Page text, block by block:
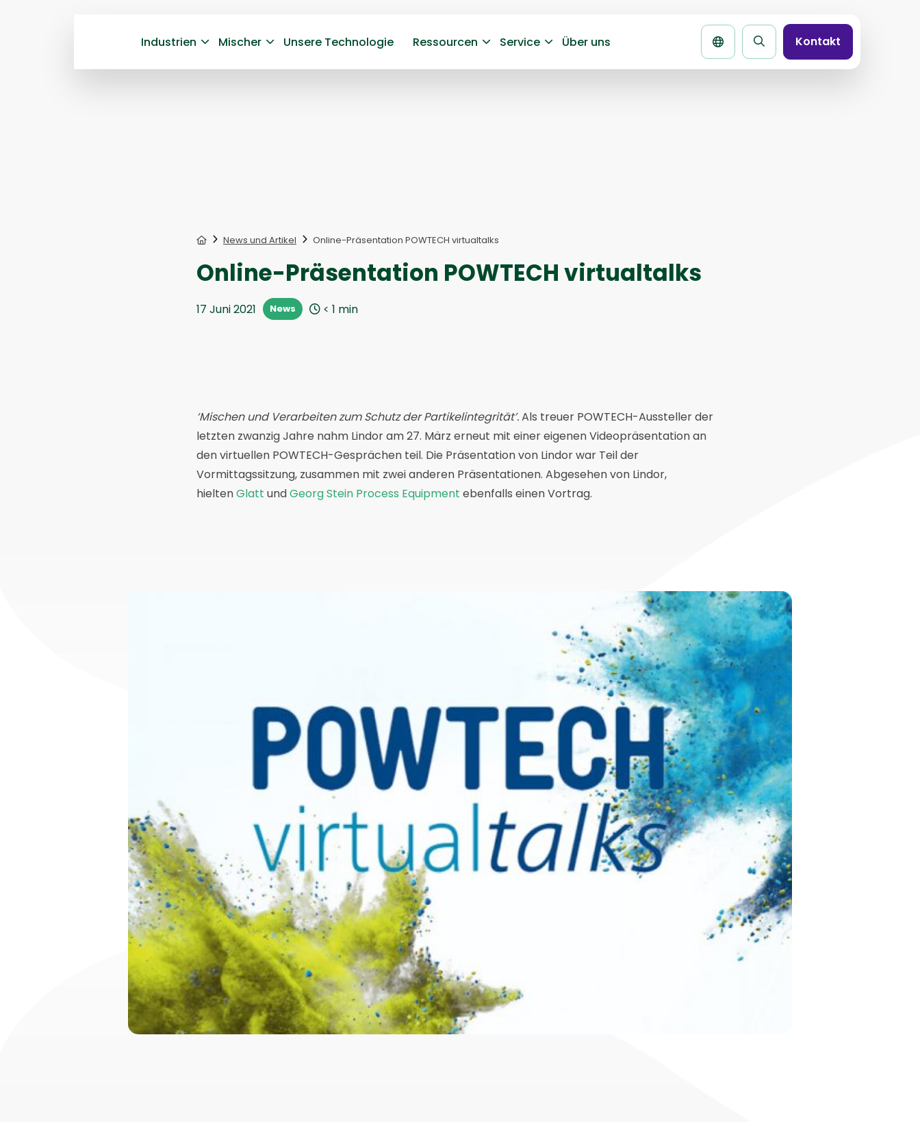
Industrien Mischer Unsere Technologie Ressourcen Service Über uns
Seite
durchsuchen
Kontakt
HomeNews und Artikel Online-Präsentation POWTECH virtualtalks
Online-Präsentation POWTECH virtualtalks
17 Juni 2021 News < 1 min
‘Mischen und Verarbeiten zum Schutz der Partikelintegrität’.Als treuer POWTECH-Aussteller der
letzten zwanzig Jahre nahm Lindor am 27. März erneut mit einer eigenen Videopräsentation an
den virtuellen POWTECH-Gesprächen teil. Die Präsentation von Lindor war Teil der
Vormittagssitzung, zusammen mit zwei anderen Präsentationen. Abgesehen von Lindor,
hieltenGlatt undGeorg Stein Process Equipment ebenfalls einen Vortrag.